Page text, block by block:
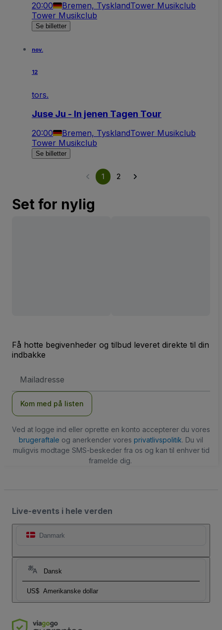
20:00 Bremen, TysklandTower Musikclub
Tower Musikclub
Se billetter
nov.
12
tors.
Juse Ju - In jenen Tagen Tour
20:00 Bremen, TysklandTower Musikclub
Tower Musikclub
Se billetter
1 2
Set for nylig
Få hotte begivenheder og tilbud leveret direkte til din
indbakke
adresse
Kom med på listen
Ved at logge ind eller oprette en konto accepterer du vores
brugeraftale og anerkender vores privatlivspolitik. Du vil
muligvis modtage SMS-beskeder fra os og kan til enhver tid
framelde dig.
Live-events i hele verden
Danmark
Dansk
US$ Amerikanske dollar